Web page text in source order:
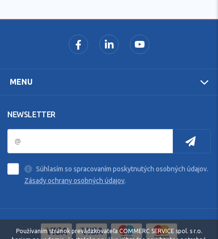
MENU
NEWSLETTER
Súhlasím so spracovaním poskytnutých osobných údajov.
Zásady ochrany osobných údajov.
Používaním stránok prevádzkovateľa COMMERC SERVICE spol. s r.o.